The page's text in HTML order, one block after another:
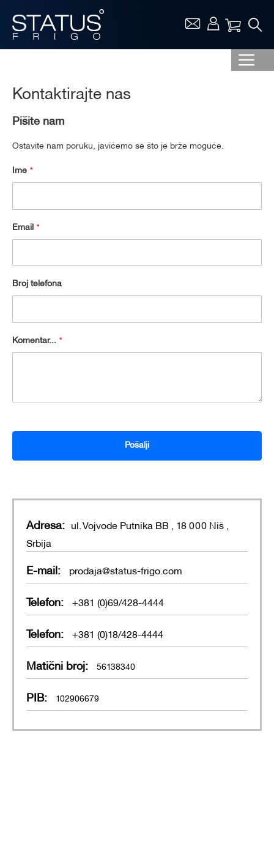
Vaša
Kontaktirajte nas
Pišite nam
Ostavite nam poruku, javićemo se što je brže moguće.
Ime
Email
Broj telefona
Komentar...
Pošalji
Adresa: ul. Vojvode Putnika BB , 18 000 Niš ,
Srbija
E-mail: prodaja@status-frigo.com
Telefon: +381 (0)69/428-4444
Telefon: +381 (0)18/428-4444
Matični broj: 56138340
PIB: 102906679